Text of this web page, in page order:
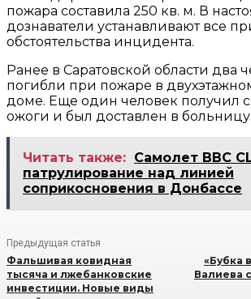
пожара составила 250 кв. м. В
дознаватели устанавливают все
обстоятельства инцидента.
Ранее в Саратовской области два
погибли при пожаре в
доме. Еще один человек получил
ожоги и был доставлен в больницу.
Читать также: Самолет ВВС
патрулирование над линией
соприкосновения в Донбассе
Предыдущая статья
Фальшивая ковидная
тысяча и лжебанковские
инвестиции. Новые виды
«Бубка
Валиева